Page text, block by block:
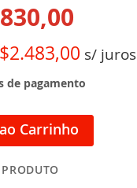
s/ juros
de pagamento
Carrinho